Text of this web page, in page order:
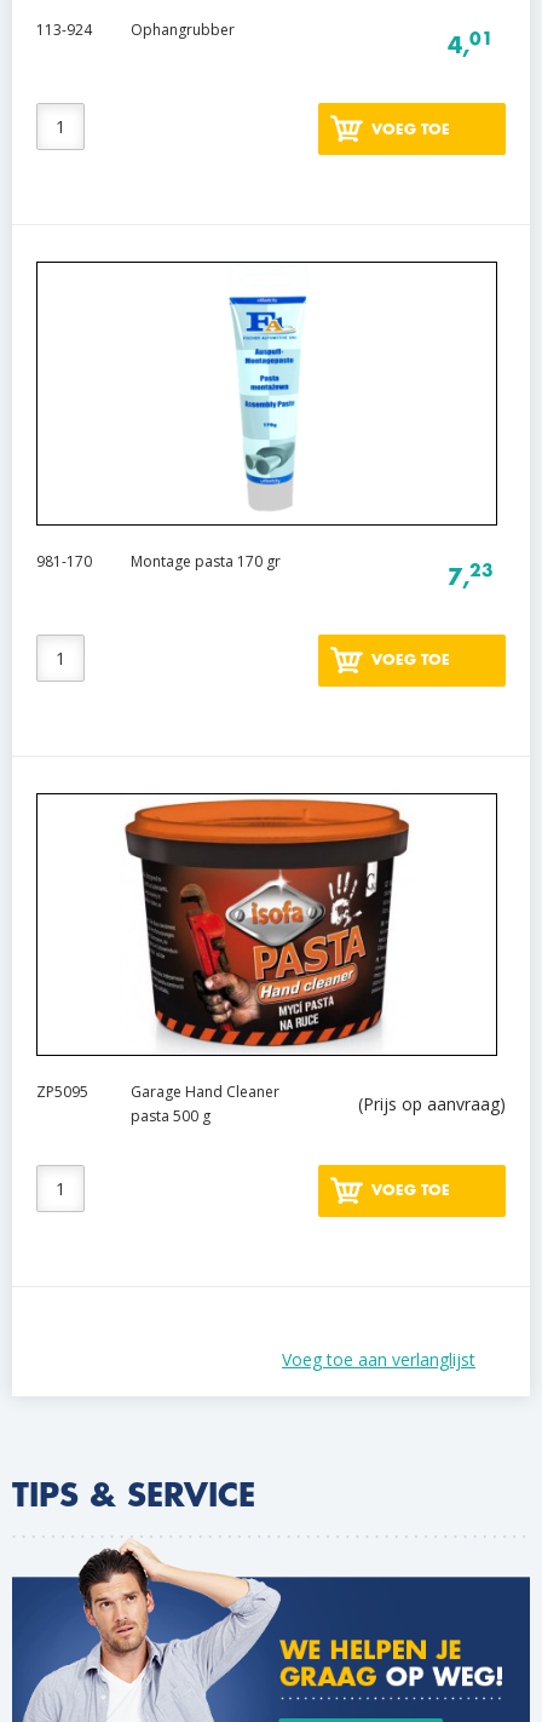
113-924 Ophangrubber
4,01
VOEG TOE
981-170 Montage pasta 170 gr
7,23
VOEG TOE
ZP5095
Garage Hand Cleaner
pasta 500 g
(Prijs op aanvraag)
VOEG TOE
Voeg toe aan verlanglijst
TIPS & SERVICE